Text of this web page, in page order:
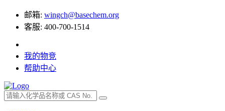
邮箱: wingch@basechem.org
客服: 400-700-1514
我的物竞
帮助中心